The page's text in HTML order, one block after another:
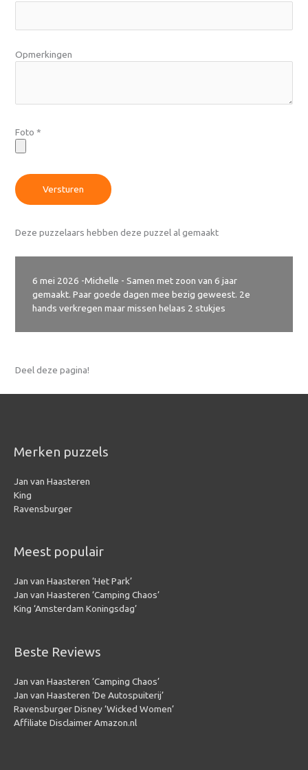
Opmerkingen
Foto *
Versturen
Deze puzzelaars hebben deze puzzel al gemaakt
6 mei 2026 -Michelle - Samen met zoon van 6 jaar
gemaakt. Paar goede dagen mee bezig geweest. 2e
hands verkregen maar missen helaas 2 stukjes
Deel deze pagina!
Merken puzzels
Jan van Haasteren
King
Ravensburger
Meest populair
Jan van Haasteren ‘Het Park’
Jan van Haasteren ‘Camping Chaos’
King ‘Amsterdam Koningsdag’
Beste Reviews
Jan van Haasteren ‘Camping Chaos’
Jan van Haasteren ‘De Autospuiterij’
Ravensburger Disney ‘Wicked Women’
Affiliate Disclaimer Amazon.nl